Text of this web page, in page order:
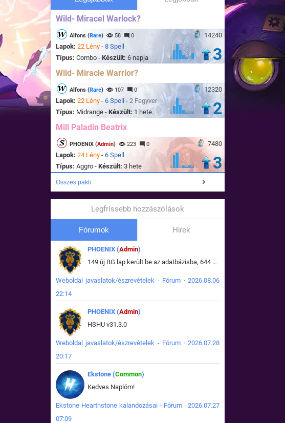
Wild- Miracel Warlock?
14240
Alfons (Rare) 58 0
Lapok: 22 Lény - 8 Spell
Típus: Combo - Készült: 6 napja 3
Wild- Miracle Warrior?
12320
Alfons (Rare) 107 0
Lapok: 22 Lény - 6 Spell - 2 Fegyver
Típus: Midrange - Készült: 1 hete 2
Mill Paladin Beatrix
7480
PHOENIX (Admin) 223 0
Lapok: 24 Lény - 6 Spell
Típus: Aggro - Készült: 3 hete 3
Összes pakli
Legfrissebb hozzászólások
Fórumok Hirek
PHOENIX (Admin)
149 új BG lap került be az adatbázisba, 644 db meglévő BG lap módosult, bekerültek az új képek a megváltozott lapokhoz is.
Weboldal javaslatok/észrevételek - Fórum · 2026.08.06
22:14
PHOENIX (Admin)
HSHU v31.3.0
Weboldal javaslatok/észrevételek - Fórum · 2026.07.28
20:17
Ekstone (Common)
Kedves Naplóm!
Ekstone Hearthstone kalandozásai - Fórum · 2026.07.27
07:09